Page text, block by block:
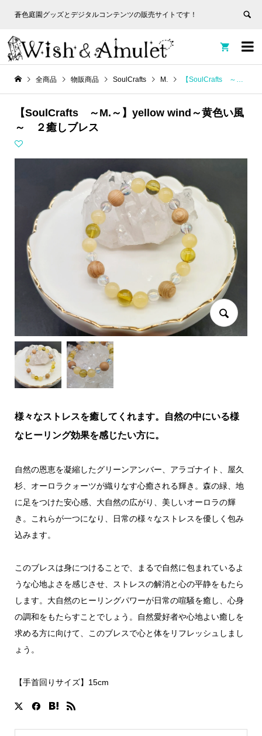
蒼色庭園グッズとデジタルコンテンツの販売サイトです！


全商品 物販商品 SoulCrafts M. 【SoulCrafts ～M.～】yellow wind～黄色い風～ ２癒しブレス
【SoulCrafts ～M.～】yellow wind～黄色い風
～ ２癒しブレス
様々なストレスを癒してくれます。自然の中にいる様
なヒーリング効果を感じたい方に。
自然の恩恵を凝縮したグリーンアンバー、アラゴナイト、屋久
杉、オーロラクォーツが織りなす心癒される輝き。森の緑、地
に足をつけた安心感、大自然の広がり、美しいオーロラの輝
き。これらが一つになり、日常の様々なストレスを優しく包み
込みます。
このブレスは身につけることで、まるで自然に包まれているよ
うな心地よさを感じさせ、ストレスの解消と心の平静をもたら
します。大自然のヒーリングパワーが日常の喧騒を癒し、心身
の調和をもたらすことでしょう。自然愛好者や心地よい癒しを
求める方に向けて、このブレスで心と体をリフレッシュしまし
ょう。
【手首回りサイズ】15cm
蒼色庭園グッズとデジタルコンテンツの販売サイトです！
非表